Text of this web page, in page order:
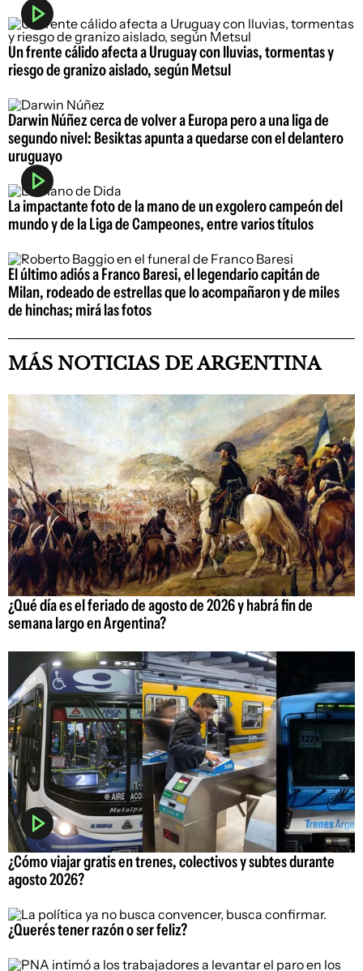
Un frente cálido afecta a Uruguay con lluvias, tormentas y
riesgo de granizo aislado, según Metsul
Darwin Núñez cerca de volver a Europa pero a una liga de
segundo nivel: Besiktas apunta a quedarse con el delantero
uruguayo
La impactante foto de la mano de un exgolero campeón del
mundo y de la Liga de Campeones, entre varios títulos
El último adiós a Franco Baresi, el legendario capitán de
Milan, rodeado de estrellas que lo acompañaron y de miles
de hinchas; mirá las fotos
MÁS NOTICIAS DE ARGENTINA
¿Qué día es el feriado de agosto de 2026 y habrá fin de
semana largo en Argentina?
¿Cómo viajar gratis en trenes, colectivos y subtes durante
agosto 2026?
¿Querés tener razón o ser feliz?